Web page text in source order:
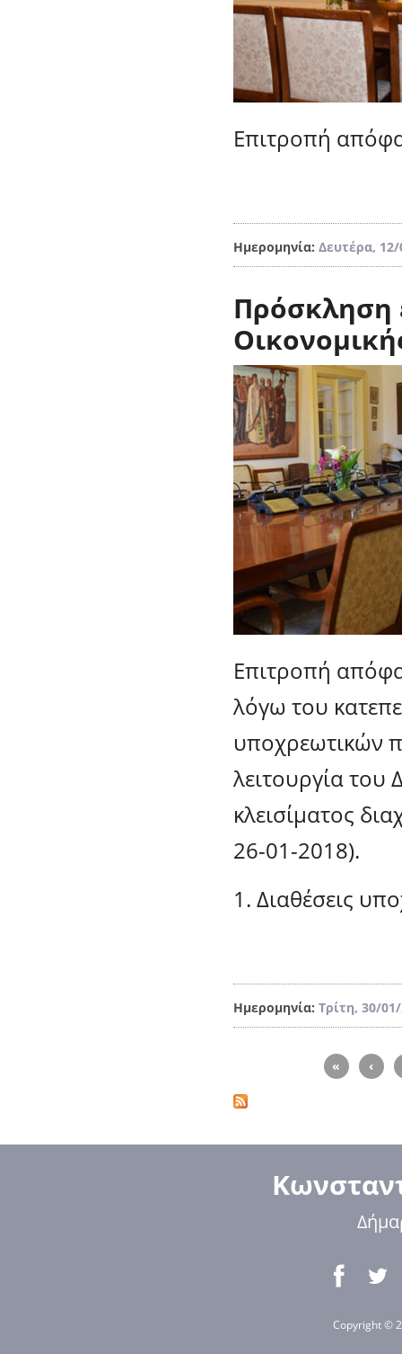
Επιτροπή
Ημερομηνία: Δευτέρα,
Πρόσκληση
Επιτροπή
λόγω του
υποχρεωτικών
λειτουργία
κλεισίματος
26-01-2018).
1. Διαθέσεις
Ημερομηνία: Τρίτη, 30/
« ‹
Copyright ©